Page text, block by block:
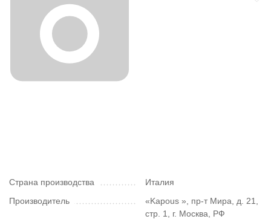
Страна производства
Италия
Производитель
«Kapous », пр-т Мира, д. 21,
стр. 1, г. Москва, РФ